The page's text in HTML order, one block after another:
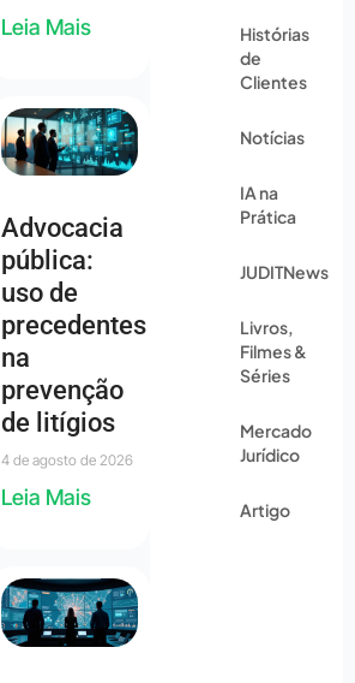
Leia Mais
Advocacia
pública:
uso de
precedentes
na
prevenção
de litígios
4 de agosto de 2026
Leia Mais
Histórias
de
Clientes
Notícias
IA na
Prática
JUDITNews
Livros,
Filmes &
Séries
Mercado
Jurídico
Artigo